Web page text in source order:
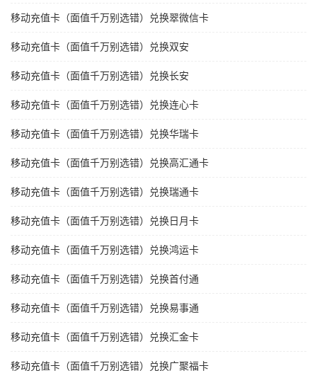
移动充值卡（面值千万别选错）兑换翠微信卡
移动充值卡（面值千万别选错）兑换双安
移动充值卡（面值千万别选错）兑换长安
移动充值卡（面值千万别选错）兑换连心卡
移动充值卡（面值千万别选错）兑换华瑞卡
移动充值卡（面值千万别选错）兑换高汇通卡
移动充值卡（面值千万别选错）兑换瑞通卡
移动充值卡（面值千万别选错）兑换日月卡
移动充值卡（面值千万别选错）兑换鸿运卡
移动充值卡（面值千万别选错）兑换首付通
移动充值卡（面值千万别选错）兑换易事通
移动充值卡（面值千万别选错）兑换汇金卡
移动充值卡（面值千万别选错）兑换广聚福卡